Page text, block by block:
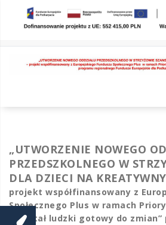
„UTWORZENIE NOWEGO
PRZEDSZKOLNEGO W
DLA DZIECI NA
projekt współfinansowany z
Społecznego Plus w ramach
„Kapitał ludzki gotowy do